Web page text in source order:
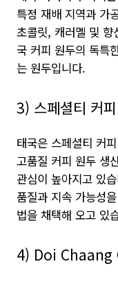
특정 재배 지역과 가
초콜릿, 캐러멜 및 향
국 커피 원두의 독특
는 원두입니다.
3) 스페셜티 커피
태국은 스페셜티 커
고품질 커피 원두 생
관심이 높아지고 있
품질과 지속 가능성
법을 채택해 오고 있
4) Doi Chaang